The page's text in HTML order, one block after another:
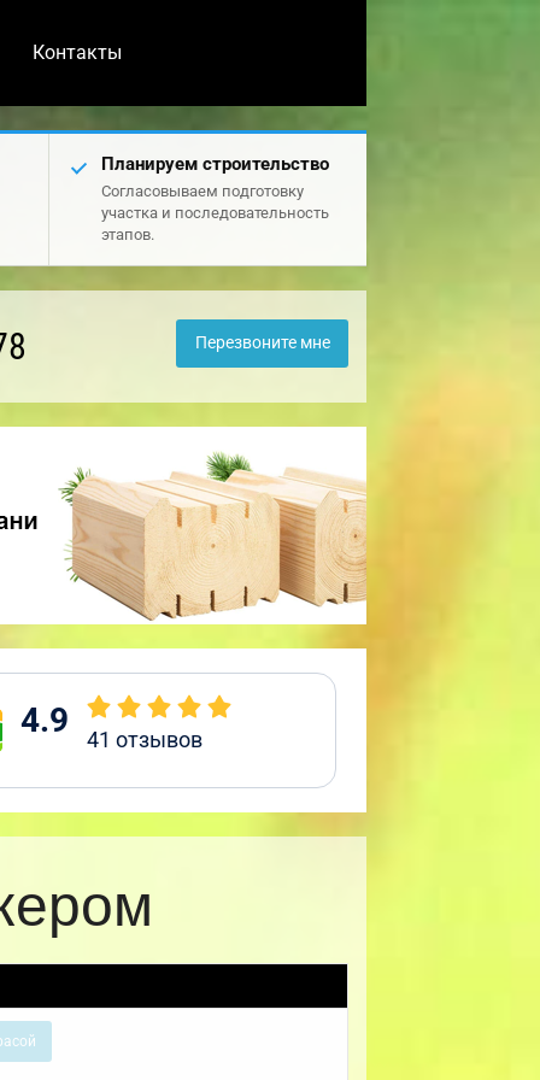
Контакты
Планируем строительство
Согласовываем подготовку
участка и последовательность
этапов.
Перезвоните мне
4.9 41 отзывов